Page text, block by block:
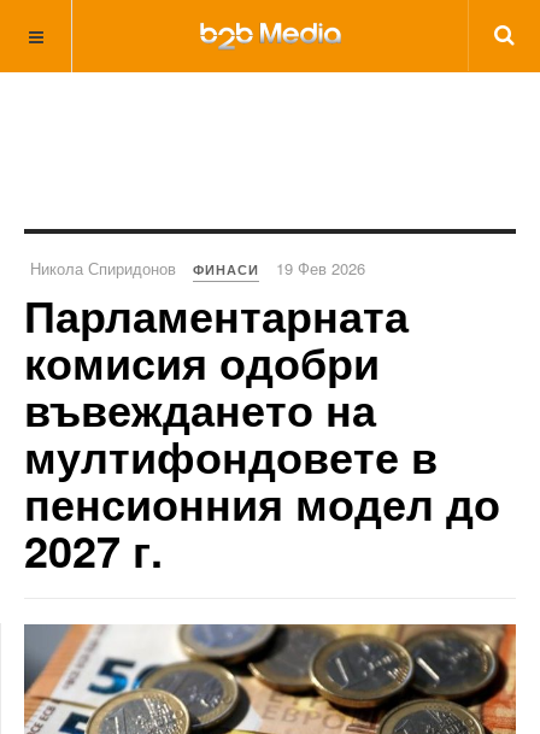
Никола Спиридонов ФИНАСИ 19 Фев 2026
Парламентарната
комисия одобри
въвеждането на
мултифондовете в
пенсионния модел до
2027 г.